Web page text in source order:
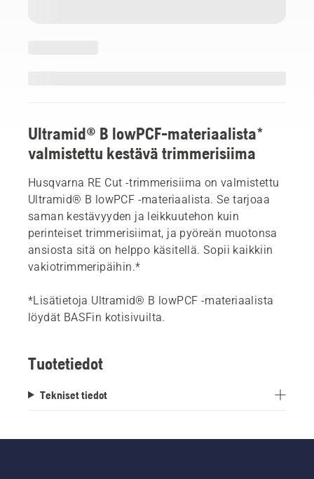
Ultramid® B lowPCF-materiaalista*
valmistettu kestävä trimmerisiima
Husqvarna RE Cut -trimmerisiima on valmistettu
Ultramid® B lowPCF -materiaalista. Se tarjoaa
saman kestävyyden ja leikkuutehon kuin
perinteiset trimmerisiimat, ja pyöreän muotonsa
ansiosta sitä on helppo käsitellä. Sopii kaikkiin
vakiotrimmeripäihin.*
*Lisätietoja Ultramid® B lowPCF -materiaalista
löydät BASFin kotisivuilta.
Tuotetiedot
Tekniset tiedot